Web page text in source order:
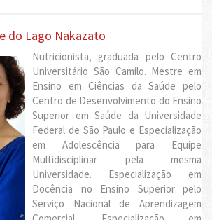
do Lago Nakazato
Nutricionista, graduada pelo Centro
Universitário São Camilo. Mestre em
Ensino em Ciências da Saúde pelo
Centro de Desenvolvimento do Ensino
Superior em Saúde da Universidade
Federal de São Paulo e Especialização
em Adolescência para Equipe
Multidisciplinar pela mesma
Universidade. Especialização em
Docência no Ensino Superior pelo
Serviço Nacional de Aprendizagem